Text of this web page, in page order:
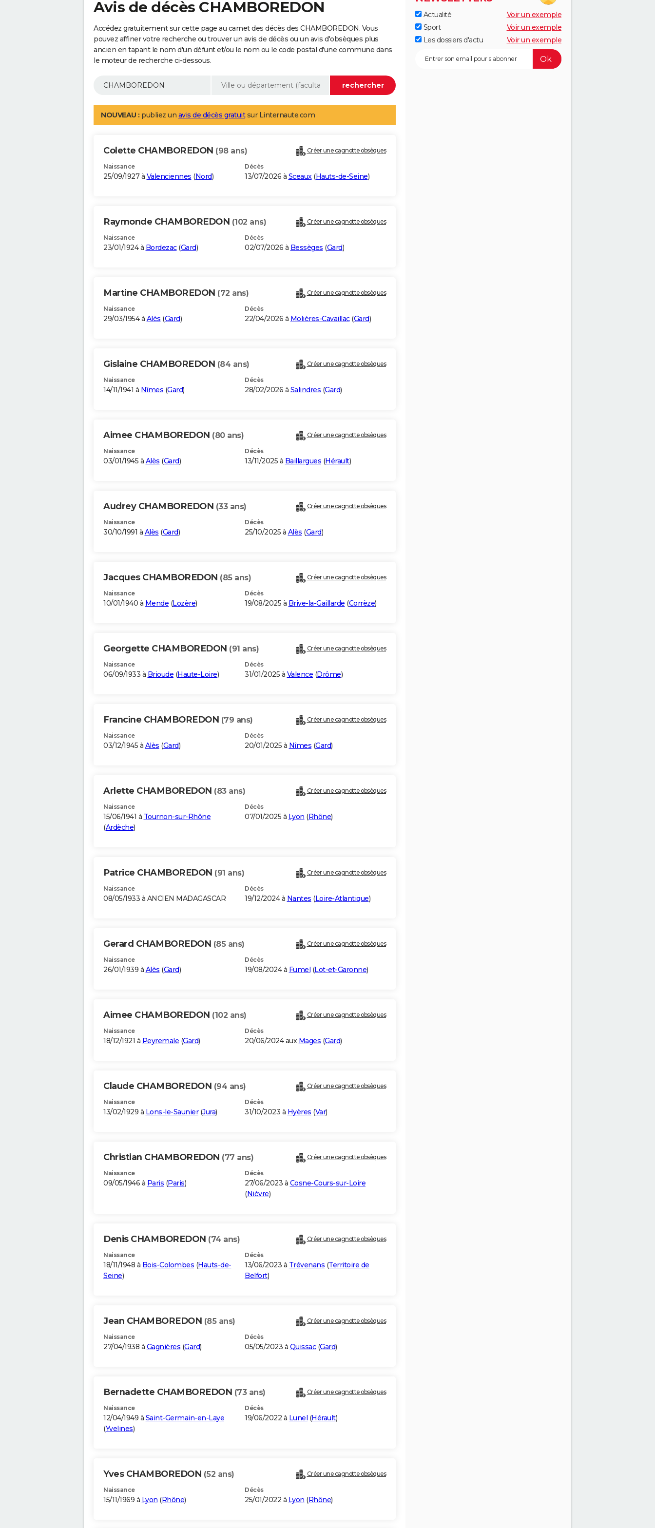
Avis de décès CHAMBOREDON
Accédez gratuitement sur cette page au carnet des décès des CHAMBOREDON. Vous
pouvez affiner votre recherche ou trouver un avis de décès ou un avis d'obsèques plus
ancien en tapant le nom d'un défunt et/ou le nom ou le code postal d'une commune dans
le moteur de recherche ci-dessous.
NOUVEAU : publiez un avis de décès gratuitsur Linternaute.com
Colette CHAMBOREDON (98 ans) Créer une cagnotte obsèques
Naissance
25/09/1927 à Valenciennes (Nord)
Décès
13/07/2026 à Sceaux(Hauts-de-Seine)
Raymonde CHAMBOREDON (102 ans) Créer une cagnotte obsèques
Naissance
23/01/1924 à Bordezac(Gard)
Décès
02/07/2026 à Bessèges (Gard)
Martine CHAMBOREDON (72 ans) Créer une cagnotte obsèques
Naissance
29/03/1954 à Alès (Gard)
Décès
22/04/2026 à Molières-Cavaillac(Gard)
Gislaine CHAMBOREDON (84 ans) Créer une cagnotte obsèques
Naissance
14/11/1941 à Nîmes (Gard)
Décès
28/02/2026 à Salindres (Gard)
Aimee CHAMBOREDON (80 ans) Créer une cagnotte obsèques
Naissance
03/01/1945 à Alès (Gard)
Décès
13/11/2025 à Baillargues (Hérault)
Audrey CHAMBOREDON (33 ans) Créer une cagnotte obsèques
Naissance
30/10/1991 à Alès (Gard)
Décès
25/10/2025 à Alès (Gard)
Jacques CHAMBOREDON (85 ans) Créer une cagnotte obsèques
Naissance
10/01/1940 à Mende (Lozère)
Décès
19/08/2025 à Brive-la-Gaillarde (Corrèze)
Georgette CHAMBOREDON (91 ans) Créer une cagnotte obsèques
Naissance
06/09/1933 à Brioude (Haute-Loire)
Décès
31/01/2025 à Valence (Drôme)
Francine CHAMBOREDON (79 ans) Créer une cagnotte obsèques
Naissance
03/12/1945 à Alès (Gard)
Décès
20/01/2025 à Nîmes (Gard)
Arlette CHAMBOREDON (83 ans) Créer une cagnotte obsèques
Naissance
15/06/1941 à Tournon-sur-Rhône
(Ardèche)
Décès
07/01/2025 à Lyon (Rhône)
Patrice CHAMBOREDON (91 ans) Créer une cagnotte obsèques
Naissance
08/05/1933 à ANCIEN MADAGASCAR
Décès
19/12/2024 à Nantes (Loire-Atlantique)
Gerard CHAMBOREDON (85 ans) Créer une cagnotte obsèques
Naissance
26/01/1939 à Alès (Gard)
Décès
19/08/2024 à Fumel (Lot-et-Garonne)
Aimee CHAMBOREDON (102 ans) Créer une cagnotte obsèques
Naissance
18/12/1921 à Peyremale (Gard)
Décès
20/06/2024 aux Mages (Gard)
Claude CHAMBOREDON (94 ans) Créer une cagnotte obsèques
Naissance
13/02/1929 à Lons-le-Saunier(Jura)
Décès
31/10/2023 à Hyères (Var)
Christian CHAMBOREDON (77 ans) Créer une cagnotte obsèques
Naissance
09/05/1946 à Paris (Paris)
Décès
27/06/2023 à Cosne-Cours-sur-Loire
(Nièvre)
Denis CHAMBOREDON (74 ans) Créer une cagnotte obsèques
Naissance
18/11/1948 à Bois-Colombes (Hauts-de-
Seine)
Décès
13/06/2023 à Trévenans (Territoire de
Belfort)
Jean CHAMBOREDON (85 ans) Créer une cagnotte obsèques
Naissance
27/04/1938 à Gagnières (Gard)
Décès
05/05/2023 à Quissac(Gard)
Bernadette CHAMBOREDON (73 ans) Créer une cagnotte obsèques
Naissance
12/04/1949 à Saint-Germain-en-Laye
(Yvelines)
Décès
19/06/2022 à Lunel (Hérault)
Yves CHAMBOREDON (52 ans) Créer une cagnotte obsèques
Naissance
15/11/1969 à Lyon (Rhône)
Décès
25/01/2022 à Lyon (Rhône)
Actualité
Voir un exemple
Sport
Voir un exemple
Les dossiers d'actu
Voir un exemple